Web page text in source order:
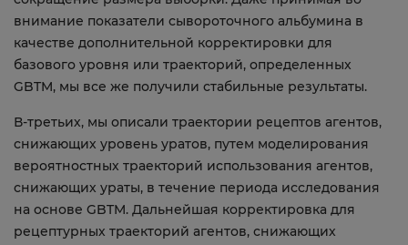
внимание показатели сывороточного альбумина в
качестве дополнительной корректировки для
базового уровня или траекторий, определенных
GBTM, мы все же получили стабильные результаты.
В-третьих, мы описали траектории рецептов агентов,
снижающих уровень уратов, путем моделирования
вероятностных траекторий использования агентов,
снижающих ураты, в течение периода исследования
на основе GBTM. Дальнейшая корректировка для
рецептурных траекторий агентов, снижающих